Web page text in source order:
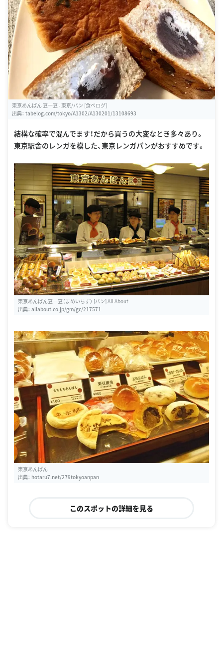
東京あんぱん 豆一豆 - 東京/パン [食べログ]
出典： tabelog.com/tokyo/A1302/A130201/13108693
結構な確率で混んでます！だから買うの大変なとき多々あり。
東京駅舎のレンガを模した、東京レンガパンがおすすめです。
東京あんぱん豆一豆（まめいちず） [パン] All About
出典： allabout.co.jp/gm/gc/217571
東京あんぱん
出典： hotaru7.net/279tokyoanpan
このスポットの詳細を見る